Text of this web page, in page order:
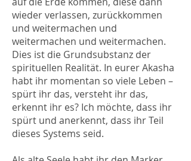
wieder verlassen, zurückkommen
und weitermachen und
weitermachen und weitermachen.
Dies ist die Grundsubstanz der
spirituellen Realität. In eurer Akasha
habt ihr momentan so viele Leben –
spürt ihr das, versteht ihr das,
erkennt ihr es? Ich möchte, dass ihr
spürt und anerkennt, dass ihr Teil
dieses Systems seid.